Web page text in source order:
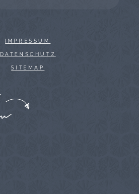
IMPRESSUM
DATENSCHUTZ
SITEMAP